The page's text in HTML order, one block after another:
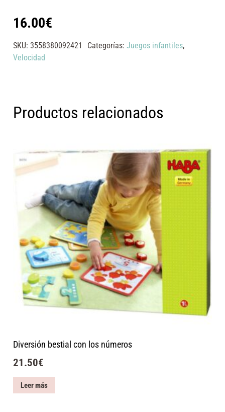
16.00€
SKU:3558380092421 Categorías: Juegos infantiles,
Velocidad
Productos relacionados
Diversión bestial con los números
21.50€
Leer más